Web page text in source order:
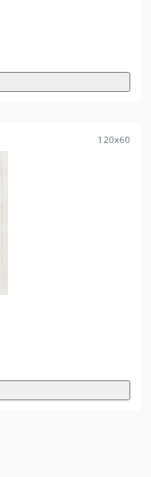
120x60